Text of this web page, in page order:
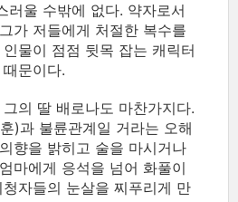
러울 수밖에 없다. 약자로서
가 저들에게 처절한 복수를
물이 점점 뒷목 잡는 캐릭터
문이다.
의 딸 배로나도 마찬가지다.
)과 불륜관계일 거라는 오해
향을 밝히고 술을 마시거나
마에게 응석을 넘어 화풀이
자들의 눈살을 찌푸리게 만